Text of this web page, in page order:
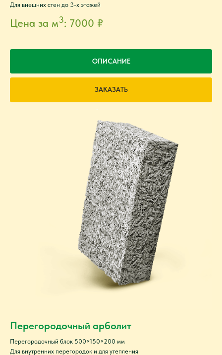
Для внешних стен до 3-х этажей
Цена за м3: 7000 ₽
ОПИСАНИЕ
ЗАКАЗАТЬ
Перегородочный арболит
Перегородочный блок 500×150×200 мм
Для внутренних перегородок и для утепления